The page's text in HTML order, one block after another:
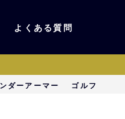
キャップ・ヘルメッ
よくある質問
ダーアーマー ゴルフ